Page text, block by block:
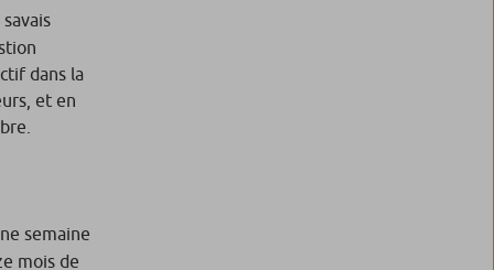
dans la
et en
semaine
mois de